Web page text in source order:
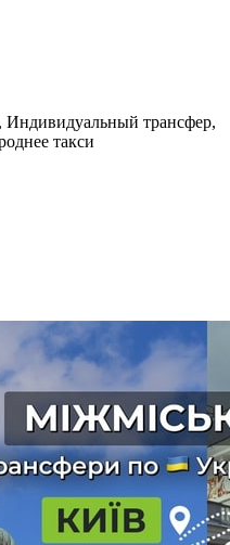
трансфер,
такси